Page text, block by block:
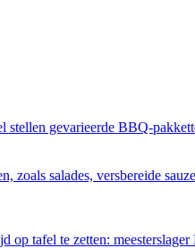
gevarieerde BBQ-
zoals salades, versbereide
op tafel te zetten: